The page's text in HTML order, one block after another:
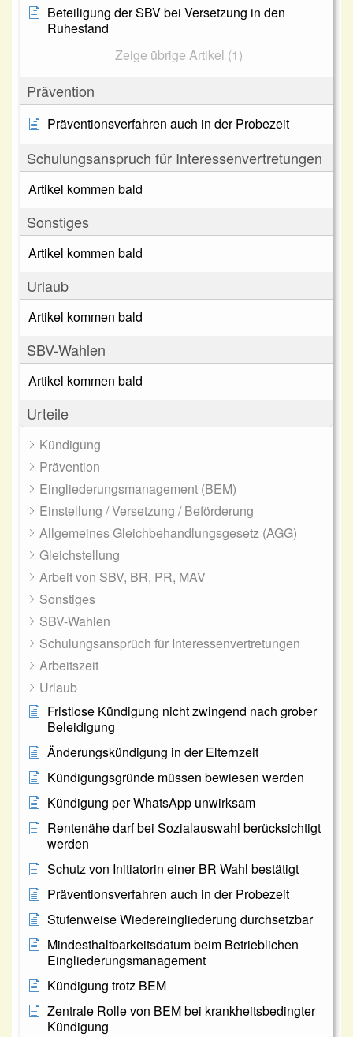
Beteiligung der SBV bei Versetzung in den
Ruhestand
Zeige übrige Artikel (1)
Prävention
Präventionsverfahren auch in der Probezeit
Schulungsanspruch für Interessenvertretungen
Artikel kommen bald
Sonstiges
Artikel kommen bald
Urlaub
Artikel kommen bald
SBV-Wahlen
Artikel kommen bald
Urteile
Kündigung
Prävention
Eingliederungsmanagement (BEM)
Einstellung / Versetzung / Beförderung
Allgemeines Gleichbehandlungsgesetz (AGG)
Gleichstellung
Arbeit von SBV, BR, PR, MAV
Sonstiges
SBV-Wahlen
Schulungsansprüch für Interessenvertretungen
Arbeitszeit
Urlaub
Fristlose Kündigung nicht zwingend nach grober
Beleidigung
Änderungskündigung in der Elternzeit
Kündigungsgründe müssen bewiesen werden
Kündigung per WhatsApp unwirksam
Rentenähe darf bei Sozialauswahl berücksichtigt
werden
Schutz von Initiatorin einer BR Wahl bestätigt
Präventionsverfahren auch in der Probezeit
Stufenweise Wiedereingliederung durchsetzbar
Mindesthaltbarkeitsdatum beim Betrieblichen
Eingliederungsmanagement
Kündigung trotz BEM
Zentrale Rolle von BEM bei krankheitsbedingter
Kündigung